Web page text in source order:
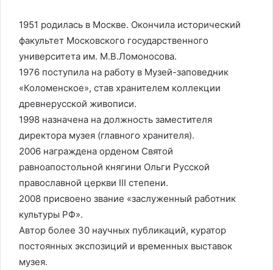
1951 родилась в Москве. Окончила исторический
факультет Московского государственного
университета им. М.В.Ломоносова.
1976 поступила на работу в Музей-заповедник
«Коломенское», став хранителем коллекции
древнерусской живописи.
1998 назначена на должность заместителя
директора музея (главного хранителя).
2006 награждена орденом Святой
равноапостольной княгини Ольги Русской
православной церкви III степени.
2008 присвоено звание «заслуженный работник
культуры РФ».
Автор более 30 научных публикаций, куратор
постоянных экспозиций и временных выставок
музея.